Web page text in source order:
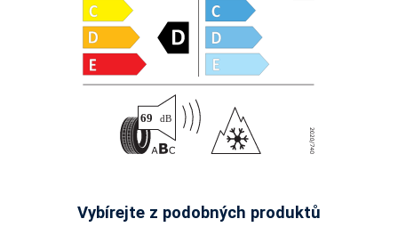
Vybírejte z podobných produktů